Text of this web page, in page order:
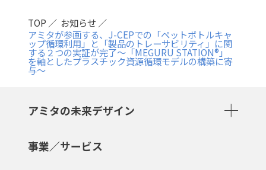
TOP
お知らせ
アミタが参画する、J-CEPでの「ペットボトルキャ
ップ循環利用」と「製品のトレーサビリティ」に関
する２つの実証が完了～「MEGURU STATION®」
を軸としたプラスチック資源循環モデルの構築に寄
与～
アミタの未来デザイン
事業／サービス